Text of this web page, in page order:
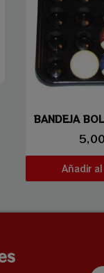
Vista
BANDEJA
Añadir